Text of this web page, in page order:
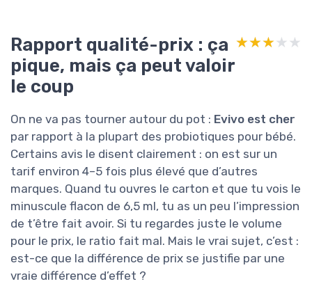
Rapport qualité-prix : ça
pique, mais ça peut valoir
le coup
★★★★★
★★★★★
On ne va pas tourner autour du pot : Evivo est cher
par rapport à la plupart des probiotiques pour bébé.
Certains avis le disent clairement : on est sur un
tarif environ 4–5 fois plus élevé que d’autres
marques. Quand tu ouvres le carton et que tu vois le
minuscule flacon de 6,5 ml, tu as un peu l’impression
de t’être fait avoir. Si tu regardes juste le volume
pour le prix, le ratio fait mal. Mais le vrai sujet, c’est :
est-ce que la différence de prix se justifie par une
vraie différence d’effet ?